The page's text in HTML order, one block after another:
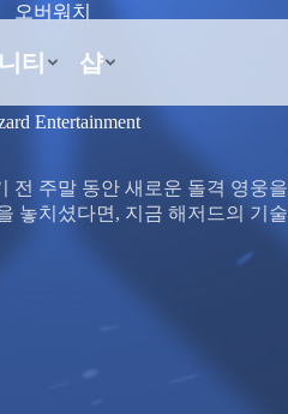
오버워치
Entertainment
주말 동안 새로운 돌격 영웅
치셨다면, 지금 해저드의 기